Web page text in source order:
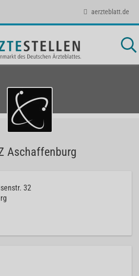
aerzteblatt.de
Aschaffenburg
32